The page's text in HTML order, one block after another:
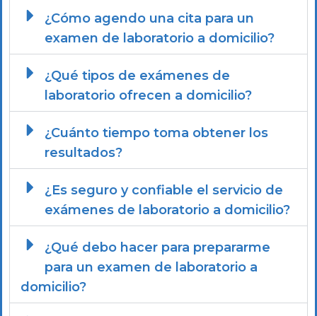
¿Cómo agendo una cita para un
examen de laboratorio a domicilio?
¿Qué tipos de exámenes de
laboratorio ofrecen a domicilio?
¿Cuánto tiempo toma obtener los
resultados?
¿Es seguro y confiable el servicio de
exámenes de laboratorio a domicilio?
¿Qué debo hacer para prepararme
para un examen de laboratorio a
domicilio?